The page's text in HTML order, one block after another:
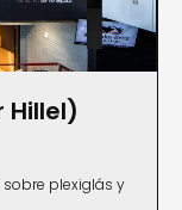
Hillel)
sobre plexiglás y